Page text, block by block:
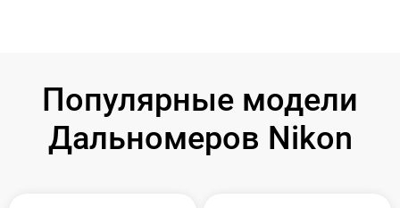
Популярные модели
Дальномеров Nikon